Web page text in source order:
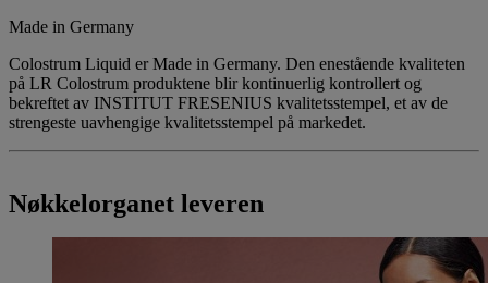
Made in Germany
Colostrum Liquid er Made in Germany. Den enestående kvaliteten
på LR Colostrum produktene blir kontinuerlig kontrollert og
bekreftet av INSTITUT FRESENIUS kvalitetsstempel, et av de
strengeste uavhengige kvalitetsstempel på markedet.
Nøkkelorganet leveren